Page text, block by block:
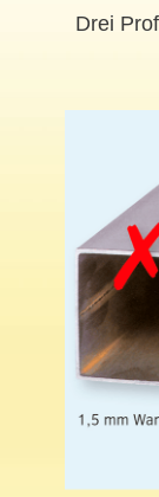
Drei